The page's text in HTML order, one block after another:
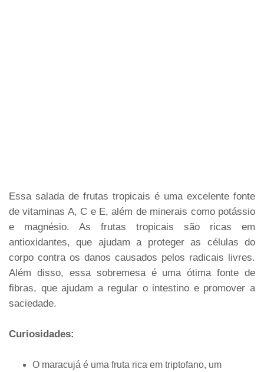
Essa salada de frutas tropicais é uma excelente fonte
de vitaminas A, C e E, além de minerais como potássio
e magnésio. As frutas tropicais são ricas em
antioxidantes, que ajudam a proteger as células do
corpo contra os danos causados pelos radicais livres.
Além disso, essa sobremesa é uma ótima fonte de
fibras, que ajudam a regular o intestino e promover a
saciedade.
Curiosidades:
O maracujá é uma fruta rica em triptofano, um